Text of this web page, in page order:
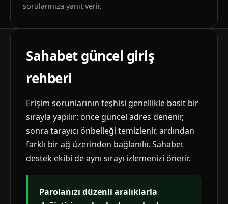
sorularınıza yanıt verir.
Sahabet güncel giriş
rehberi
Erişim sorunlarının teşhisi genellikle basit bir
sırayla yapılır: önce güncel adres denenir,
sonra tarayıcı önbelleği temizlenir, ardından
farklı bir ağ üzerinden bağlanılır. Sahabet
destek ekibi de aynı sırayı izlemenizi önerir.
Parolanızı düzenli aralıklarla